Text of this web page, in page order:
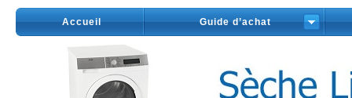
Accueil Guide d’achat